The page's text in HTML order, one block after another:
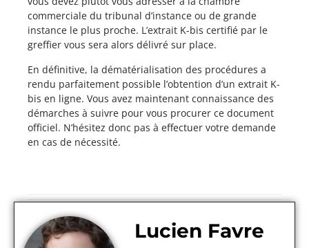
commerciale du tribunal d’instance ou de grande
instance le plus proche. L’extrait K-bis certifié par le
greffier vous sera alors délivré sur place.
En définitive, la dématérialisation des procédures a
rendu parfaitement possible l’obtention d’un extrait K-
bis en ligne. Vous avez maintenant connaissance des
démarches à suivre pour vous procurer ce document
officiel. N’hésitez donc pas à effectuer votre demande
en cas de nécessité.
Lucien Favre